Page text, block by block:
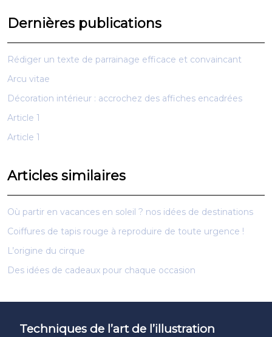
Dernières publications
Rédiger un texte de parrainage efficace et convaincant
Arcu vitae
Décoration intérieur : accrochez des affiches encadrées
Article 1
Article 1
Articles similaires
Où partir en vacances en soleil ? nos idées de destinations
Coiffures de tapis rouge à reproduire de toute urgence !
L’origine du cirque
Des idées de cadeaux pour chaque occasion
Techniques de l’art de l’illustration